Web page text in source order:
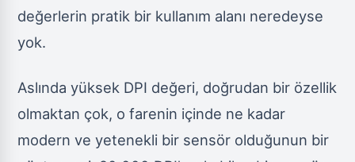
değerlerin pratik bir kullanım alanı neredeyse
yok.
Aslında yüksek DPI değeri, doğrudan bir özellik
olmaktan çok, o farenin içinde ne kadar
modern ve yetenekli bir sensör olduğunun bir